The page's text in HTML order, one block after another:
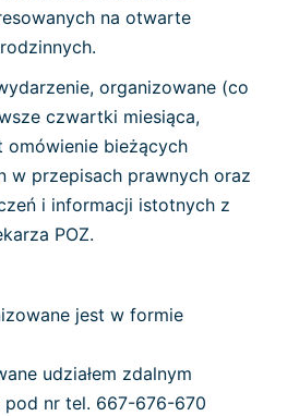
na otwarte
organizowane (co
czwartki miesiąca,
omówienie bieżących
w przepisach prawnych oraz
i informacji istotnych z
POZ.
jest w formie
udziałem zdalnym
nr tel. 667-676-670